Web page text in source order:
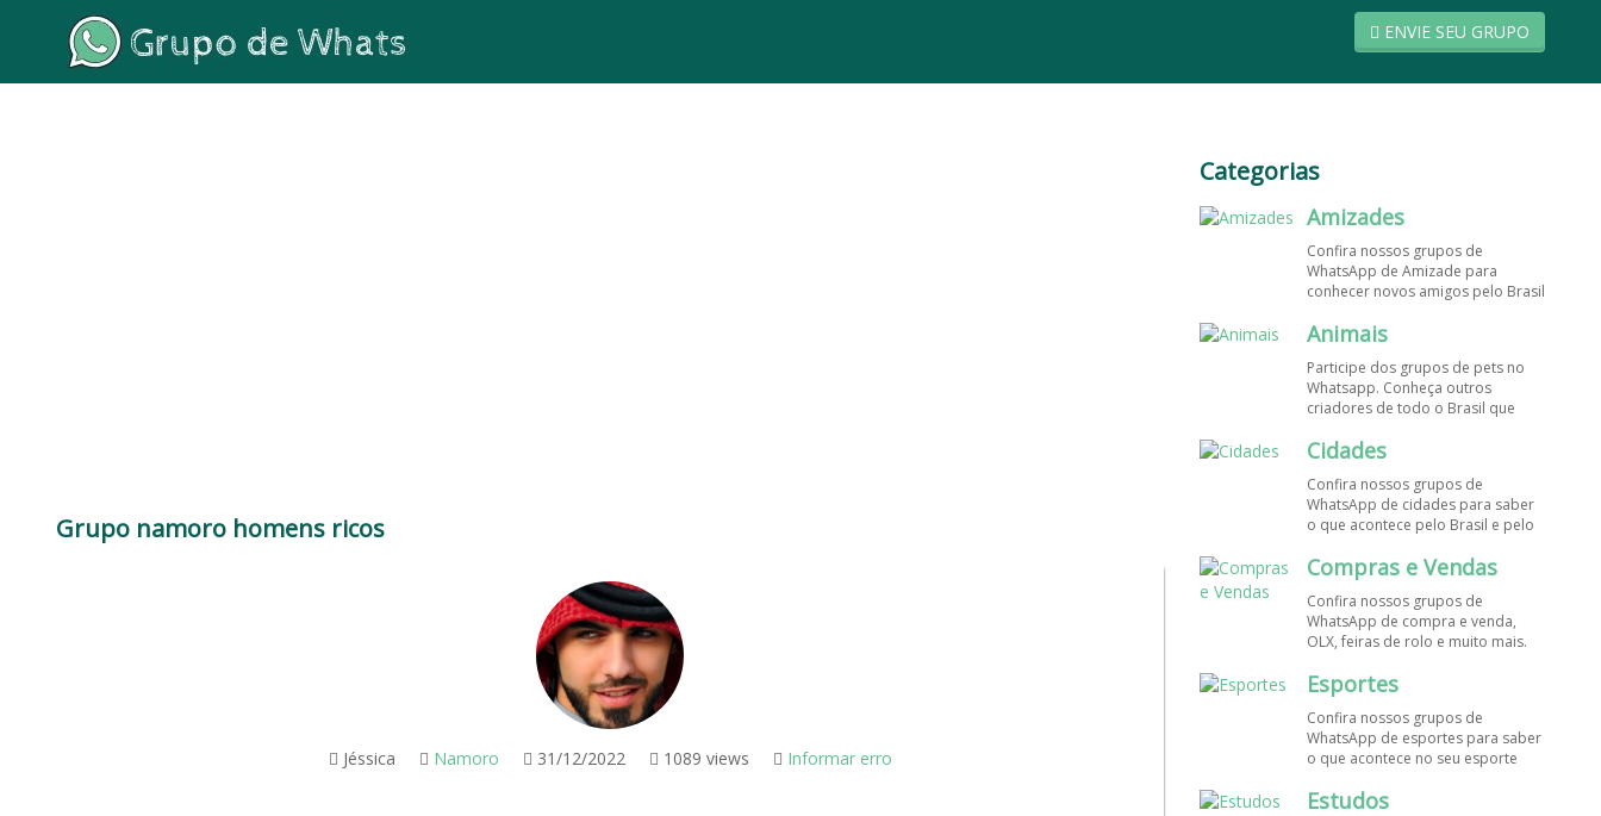
ENVIE SEU GRUPO
Grupo namoro homens ricos
Jéssica Namoro 31/12/2022 1089 views Informar erro
Categorias
Amizades
Confira nossos grupos de
WhatsApp de Amizade para
conhecer novos amigos pelo Brasil
melhores grupos de WhatsApp é
Animais
Participe dos grupos de pets no
Whatsapp. Conheça outros
criadores de todo o Brasil que
trocar dicas sobre como cuidar
grupos de WhatsApp de graça!
Cidades
Confira nossos grupos de
WhatsApp de cidades para saber
o que acontece pelo Brasil e pelo
grupos de WhatsApp é de graça!
Compras e Vendas
Confira nossos grupos de
WhatsApp de compra e venda,
OLX, feiras de rolo e muito mais.
de WhatsApp é de grátis! Entre
agora!
Esportes
Confira nossos grupos de
WhatsApp de esportes para saber
o que acontece no seu esporte
melhores grupos de WhatsApp é
Estudos